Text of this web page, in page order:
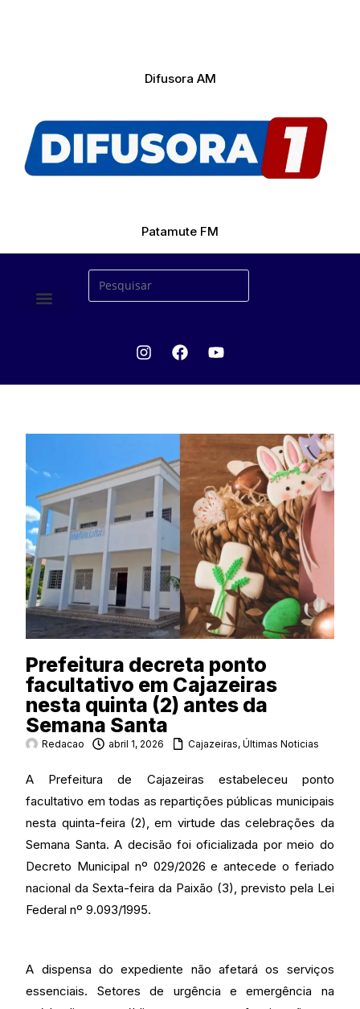
Difusora AM
Patamute FM
Prefeitura decreta ponto
facultativo em Cajazeiras
nesta quinta (2) antes da
Semana Santa
Redacao abril 1, 2026 Cajazeiras,Últimas Noticias
A Prefeitura de Cajazeiras estabeleceu ponto
facultativo em todas as repartições públicas municipais
nesta quinta-feira (2), em virtude das celebrações da
Semana Santa. A decisão foi oficializada por meio do
Decreto Municipal nº 029/2026 e antecede o feriado
nacional da Sexta-feira da Paixão (3), previsto pela Lei
Federal nº 9.093/1995.
A dispensa do expediente não afetará os serviços
essenciais. Setores de urgência e emergência na